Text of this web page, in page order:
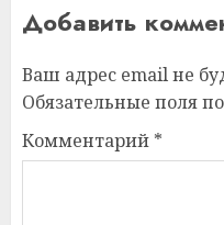
Добавить
Ваш адрес email не
Обязательные поля
Комментарий *